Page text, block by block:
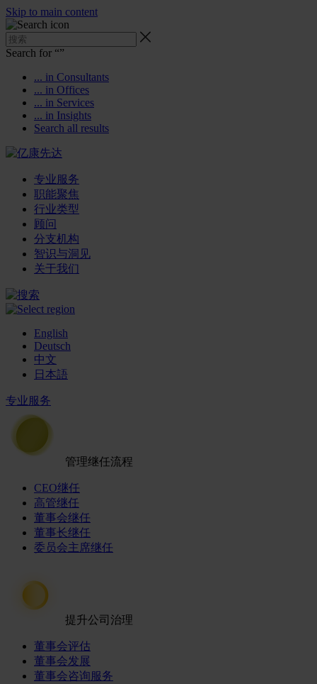
Skip to main content
Search for “”
... in Consultants
... in Offices
... in Services
... in Insights
Search all results
专业服务
职能聚焦
行业类型
顾问
分支机构
智识与洞见
关于我们
English
Deutsch
中文
日本語
专业服务
管理继任流程
CEO继任
高管继任
董事会继任
董事长继任
委员会主席继任
提升公司治理
董事会评估
董事会发展
董事会咨询服务